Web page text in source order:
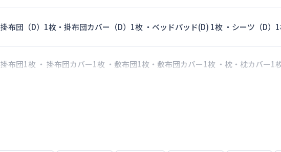
掛布団（D）1枚・掛布団カバー（D）1枚 ・ベッドパッド(D) 1枚 ・シーツ（D）
掛布団1枚 ・ 掛布団カバー1枚 ・敷布団1枚・敷布団カバー1枚 ・枕・枕カバー1